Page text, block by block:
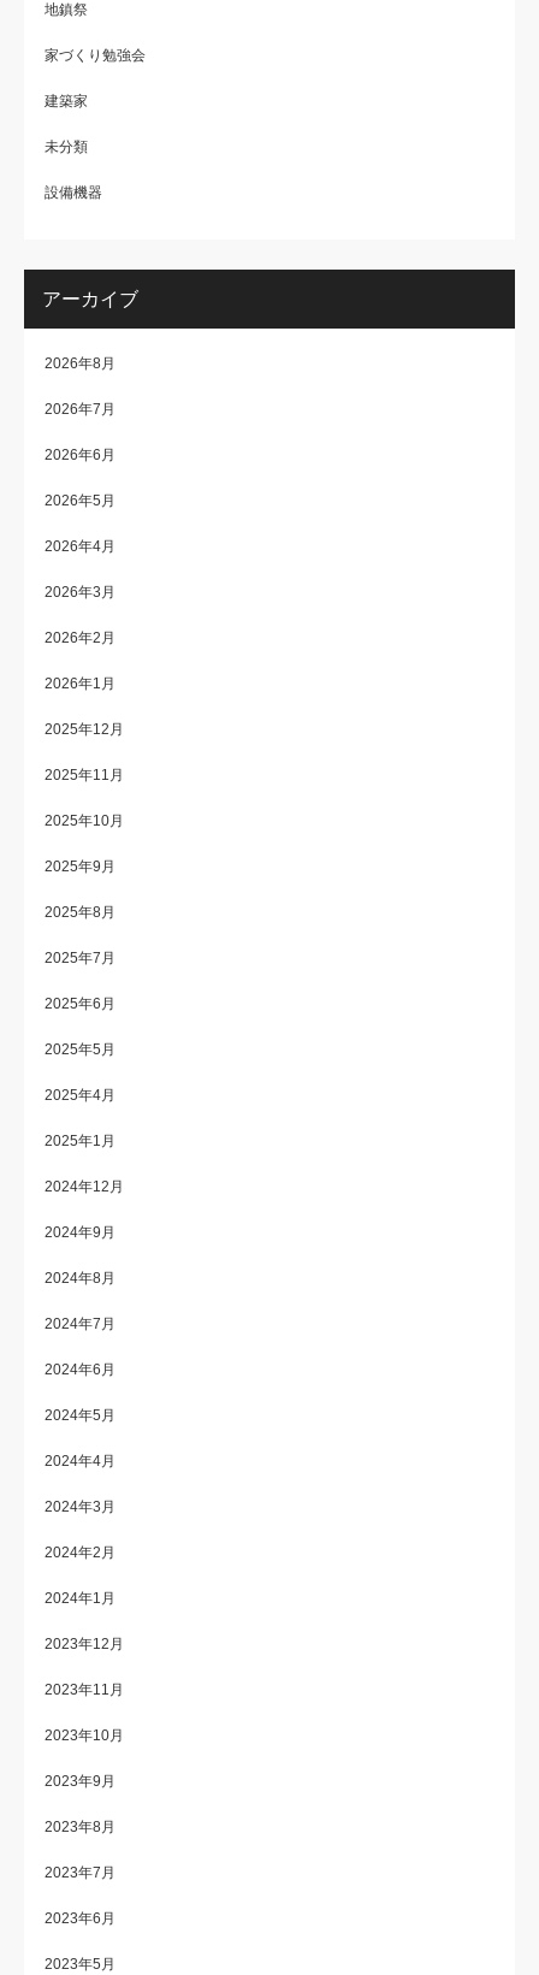
地鎮祭
家づくり勉強会
建築家
未分類
設備機器
アーカイブ
2026年8月
2026年7月
2026年6月
2026年5月
2026年4月
2026年3月
2026年2月
2026年1月
2025年12月
2025年11月
2025年10月
2025年9月
2025年8月
2025年7月
2025年6月
2025年5月
2025年4月
2025年1月
2024年12月
2024年9月
2024年8月
2024年7月
2024年6月
2024年5月
2024年4月
2024年3月
2024年2月
2024年1月
2023年12月
2023年11月
2023年10月
2023年9月
2023年8月
2023年7月
2023年6月
2023年5月